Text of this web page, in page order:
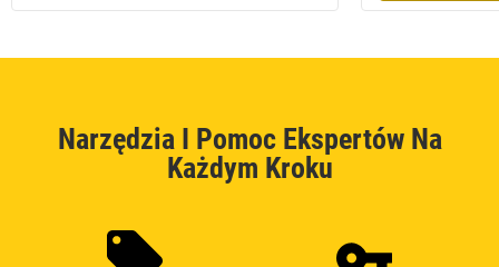
Narzędzia I Pomoc Ekspertów Na
Każdym Kroku